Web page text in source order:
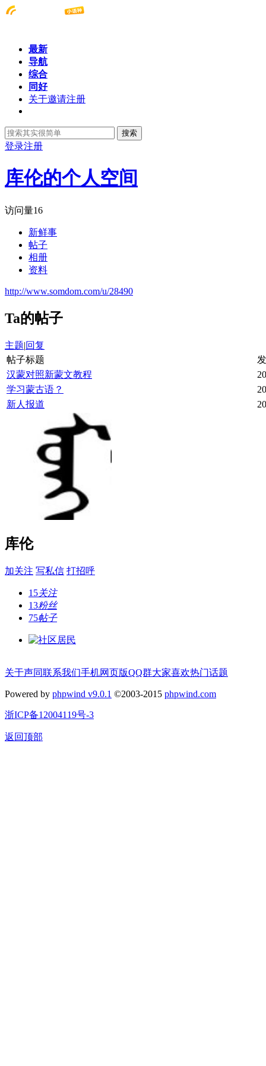
最新
导航
综合
同好
关于邀请注册
搜索
登录注册
库伦的个人空间
访问量16
新鲜事
帖子
相册
资料
http://www.somdom.com/u/28490
Ta的帖子
主题|回复
帖子标题
汉蒙对照新蒙文教程
学习蒙古语？
新人报道
库伦
加关注 写私信 打招呼
15关注
13粉丝
75帖子
关于声同联系我们手机网页版QQ群大家喜欢热门话题
Powered by phpwind v9.0.1 ©2003-2015 phpwind.com
浙ICP备12004119号-3
返回顶部